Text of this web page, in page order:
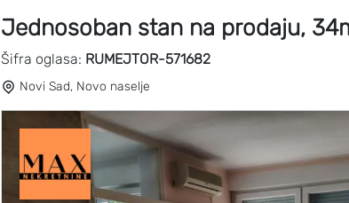
Jednosoban stan na prodaju,
Šifra oglasa: RUMEJTOR-571682
Novi Sad, Novo naselje